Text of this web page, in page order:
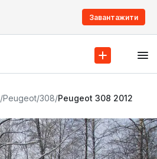
Завантажити
/Peugeot/308/Peugeot 308 2012